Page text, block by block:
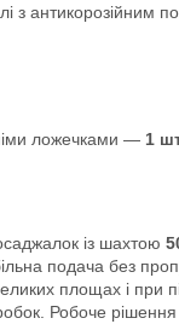
з
ложечками — 1
із шахтою
подача без
площах і при
Робоче рішення